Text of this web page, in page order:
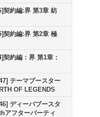
契約編:界 第3章 紡
契約編:界 第2章 極
契約編：界 第1章：
テーマブースター
OF LEGENDS
ディーバブースタ
アフターパーティ